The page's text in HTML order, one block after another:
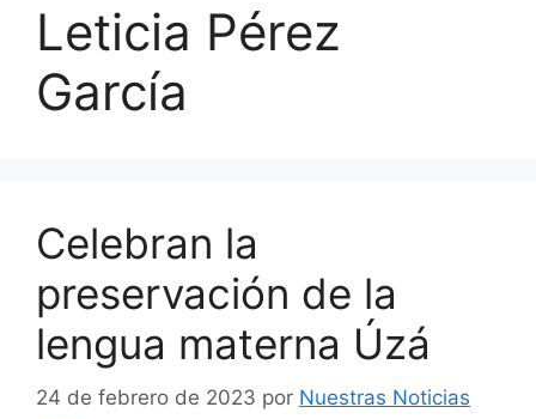
Leticia Pérez
García
Celebran la
preservación de la
lengua materna Úzá
24 de febrero de 2023 por Nuestras Noticias